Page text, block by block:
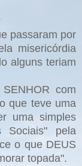
passaram por
misericórdia
alguns teriam
com
que teve uma
uma simples
Sociais" pela
o que DEUS
topada".